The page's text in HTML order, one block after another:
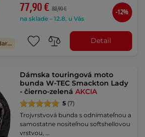
Výmena veľkosti zadarmo
77,90 € 88,90 €
na sklade – 12.8. u Vás
-12%
Detail
Dámska touringová moto
bunda W-TEC Smackton Lady
- čierno-zelenáAKCIA
5 (7)
Trojvrstvová bunda s odnímateľnou a
samostatne nositeľnou softshellovou
vrstvou, …